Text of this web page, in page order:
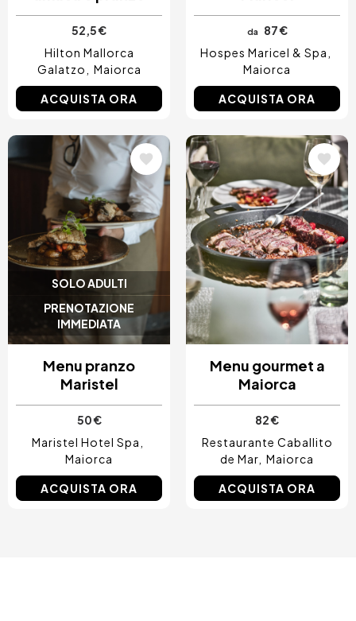
52,5 €
Hilton Mallorca
Galatzo
Maiorca
ACQUISTA ORA
da
87 €
Hospes Maricel & Spa
Maiorca
ACQUISTA ORA
SOLO ADULTI
PRENOTAZIONE
IMMEDIATA
Immagine
Menu pranzo
Maristel
50 €
Maristel Hotel Spa
Maiorca
ACQUISTA ORA
Immagine
Menu gourmet a
Maiorca
82 €
Restaurante Caballito
de Mar Maiorca
ACQUISTA ORA